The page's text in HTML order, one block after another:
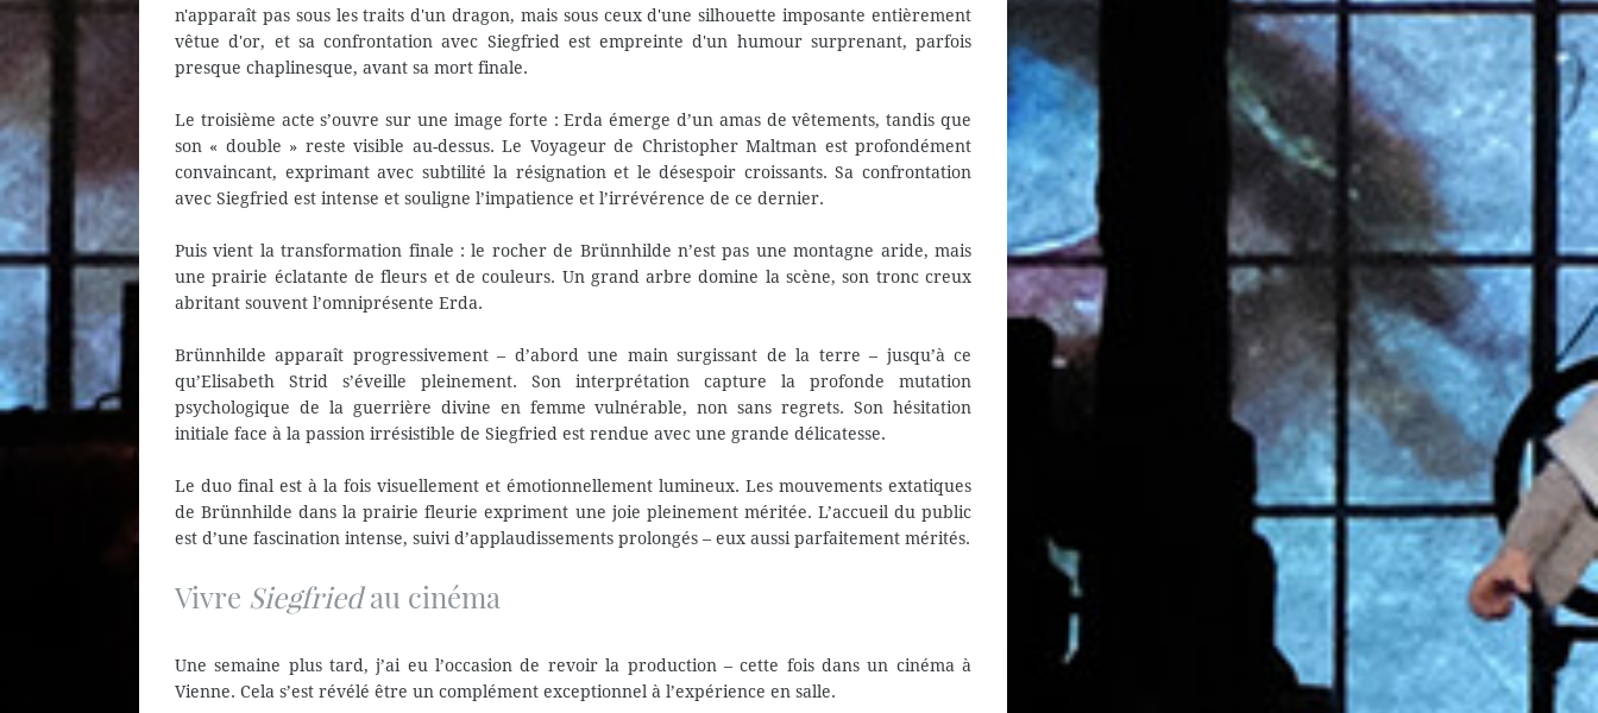
n'apparaît pas sous les traits d'un dragon, mais sous ceux d'une silhouette imposante entièrement
vêtue d'or, et sa confrontation avec Siegfried est empreinte d'un humour surprenant, parfois
presque chaplinesque, avant sa mort finale.
Le troisième acte s’ouvre sur une image forte : Erda émerge d’un amas de vêtements, tandis que
son « double » reste visible au-dessus. Le Voyageur de Christopher Maltman est profondément
convaincant, exprimant avec subtilité la résignation et le désespoir croissants. Sa confrontation
avec Siegfried est intense et souligne l’impatience et l’irrévérence de ce dernier.
Puis vient la transformation finale : le rocher de Brünnhilde n’est pas une montagne aride, mais
une prairie éclatante de fleurs et de couleurs. Un grand arbre domine la scène, son tronc creux
abritant souvent l’omniprésente Erda.
Brünnhilde apparaît progressivement – d’abord une main surgissant de la terre – jusqu’à ce
qu’Elisabeth Strid s’éveille pleinement. Son interprétation capture la profonde mutation
psychologique de la guerrière divine en femme vulnérable, non sans regrets. Son hésitation
initiale face à la passion irrésistible de Siegfried est rendue avec une grande délicatesse.
Le duo final est à la fois visuellement et émotionnellement lumineux. Les mouvements extatiques
de Brünnhilde dans la prairie fleurie expriment une joie pleinement méritée. L’accueil du public
est d’une fascination intense, suivi d’applaudissements prolongés – eux aussi parfaitement mérités.
Vivre Siegfriedau cinéma
Une semaine plus tard, j’ai eu l’occasion de revoir la production – cette fois dans un cinéma à
Vienne. Cela s’est révélé être un complément exceptionnel à l’expérience en salle.